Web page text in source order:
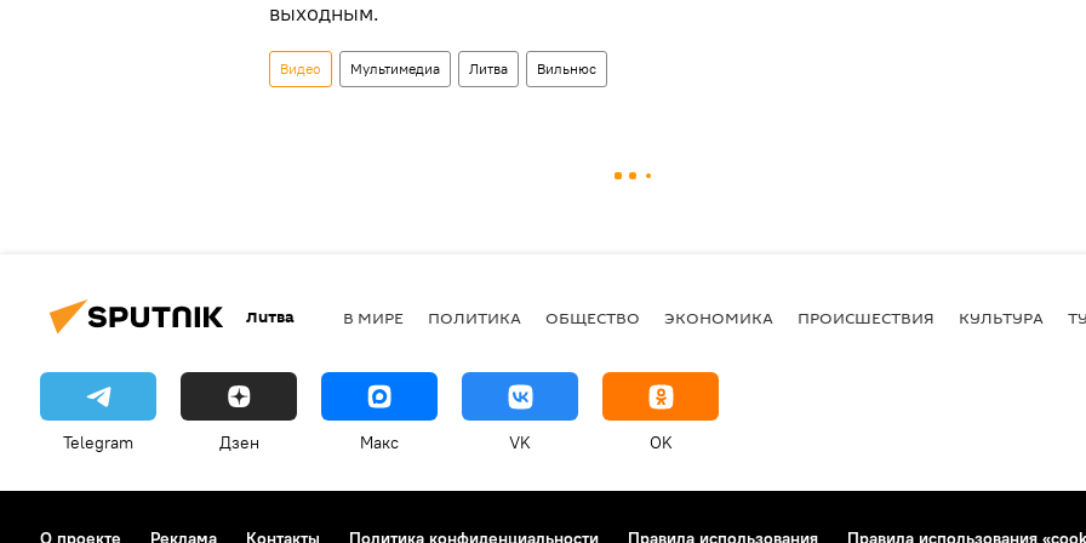
выходным.
Видео Мультимедиа Литва Вильнюс
Литва В МИРЕ ПОЛИТИКА ОБЩЕСТВО ЭКОНОМИКА ПРОИСШЕСТВИЯ КУЛЬТУРА
Telegram Дзен Макс VK OK
О проекте Реклама Контакты Политика конфиденциальности Правила использования Правила использования